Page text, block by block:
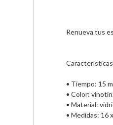
Renueva tus
• Tiempo: 15
• Color:
• Material:
• Medidas: 16